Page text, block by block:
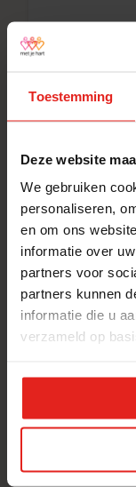
Toestemming
Deze website
We gebruiken
personaliseren,
en om ons
informatie over
partners voor
partners kunnen
informatie die u
verzameld op